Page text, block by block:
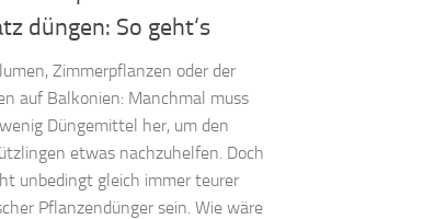
düngen: So geht‘s
Zimmerpflanzen oder der
auf Balkonien: Manchmal muss
Düngemittel her, um den
etwas nachzuhelfen. Doch
unbedingt gleich immer teurer
Pflanzendünger sein. Wie wäre